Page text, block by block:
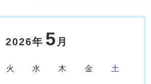
2026年 5 月
火 水 木 金 土